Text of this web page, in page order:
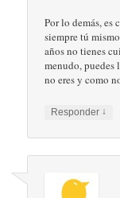
Por lo demás, es
siempre tú
años no tienes
menudo, puedes
no eres y como
Responder ↓